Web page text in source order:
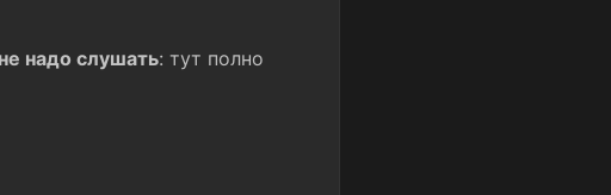
надо слушать: тут полно